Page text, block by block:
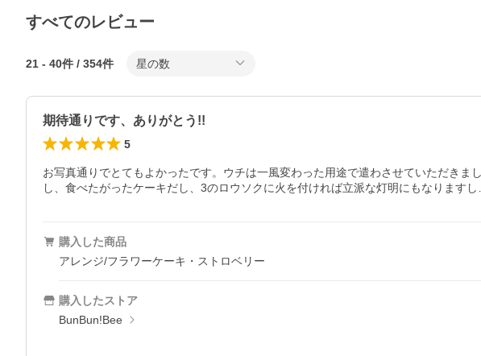
すべてのレビュー
21 - 40件 / 354件 星の数
期待通りです、ありがとう!!
5
お写真通りでとてもよかったです。ウチは一風変わった用途で遣わさせていただき
し、食べたがったケーキだし、3のロウソクに火を付ければ立派な灯明にもなります
購入した商品
アレンジ/フラワーケーキ・ストロベリー
購入したストア
BunBun!Bee